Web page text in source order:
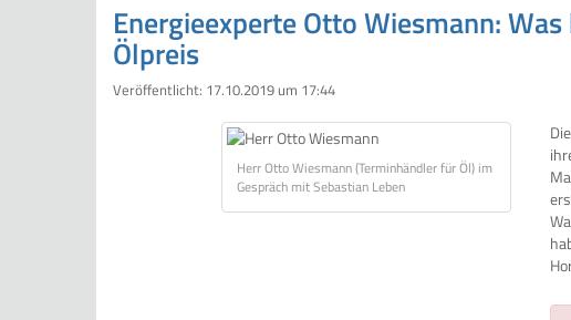
Energieexperte Otto Wiesmann:
Ölpreis
Veröffentlicht: 17.10.2019 um 17:44
Herr Otto Wiesmann (Terminhändler für Öl) im
Gespräch mit Sebastian Leben